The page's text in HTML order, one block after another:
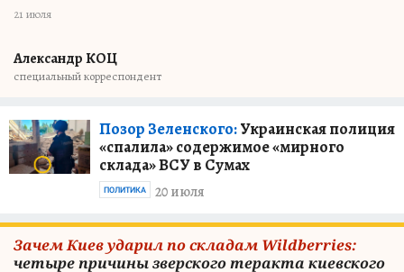
21 июля
Александр КОЦ
специальный корреспондент
Позор Зеленского:Украинская полиция
«спалила» содержимое «мирного
склада» ВСУ в Сумах
20 июля
ПОЛИТИКА
Зачем Киев ударил по складам Wildberries:
четыре причины зверского теракта киевского